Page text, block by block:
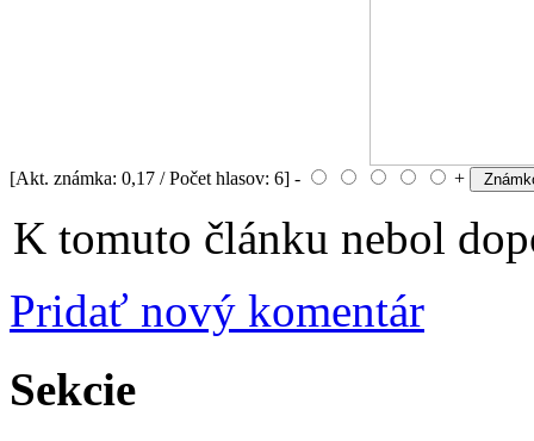
[Akt. známka: 0,17 / Počet hlasov: 6] - +
K tomuto článku nebol
Pridať nový komentár
Sekcie